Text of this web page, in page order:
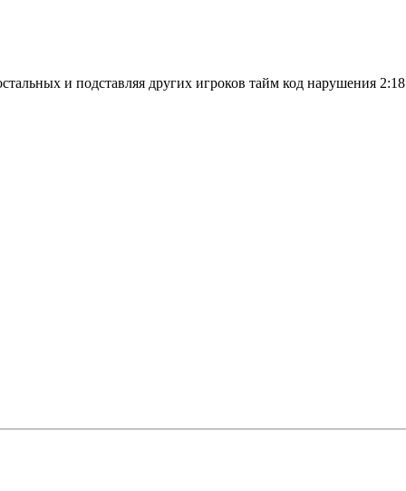
и подставляя других игроков тайм код нарушения 2:18